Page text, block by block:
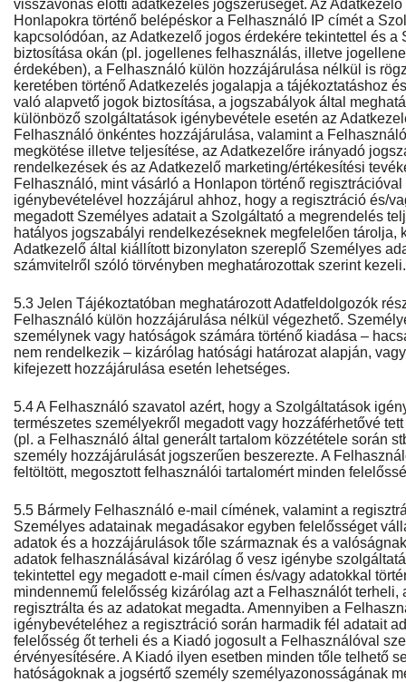
visszavonás előtti adatkezelés jogszerűségét. Az
Honlapokra történő belépéskor a Felhasználó IP címét a
kapcsolódóan, az Adatkezelő jogos érdekére tekintettel és a
biztosítása okán (pl. jogellenes felhasználás, illetve
érdekében), a Felhasználó külön hozzájárulása nélkül is
keretében történő Adatkezelés jogalapja a tájékoztatáshoz
való alapvető jogok biztosítása, a jogszabályok által
különböző szolgáltatások igénybevétele esetén az
Felhasználó önkéntes hozzájárulása, valamint a
megkötése illetve teljesítése, az Adatkezelőre irányadó
rendelkezések és az Adatkezelő marketing/értékesítési
Felhasználó, mint vásárló a Honlapon történő
igénybevételével hozzájárul ahhoz, hogy a regisztráció és/
megadott Személyes adatait a Szolgáltató a megrendelés
hatályos jogszabályi rendelkezéseknek megfelelően tárolja,
Adatkezelő által kiállított bizonylaton szereplő Személyes
számvitelről szóló törvényben meghatározottak szerint kezeli.
5.3 Jelen Tájékoztatóban meghatározott Adatfeldolgozók
Felhasználó külön hozzájárulása nélkül végezhető.
személynek vagy hatóságok számára történő kiadása –
nem rendelkezik – kizárólag hatósági határozat alapján,
kifejezett hozzájárulása esetén lehetséges.
5.4 A Felhasználó szavatol azért, hogy a Szolgáltatások
természetes személyekről megadott vagy hozzáférhetővé
(pl. a Felhasználó által generált tartalom közzététele során
személy hozzájárulását jogszerűen beszerezte. A
feltöltött, megosztott felhasználói tartalomért minden
5.5 Bármely Felhasználó e-mail címének, valamint a
Személyes adatainak megadásakor egyben felelősséget
adatok és a hozzájárulások tőle származnak és a
adatok felhasználásával kizárólag ő vesz igénybe
tekintettel egy megadott e-mail címen és/vagy adatokkal
mindennemű felelősség kizárólag azt a Felhasználót terheli,
regisztrálta és az adatokat megadta. Amennyiben a
igénybevételéhez a regisztráció során harmadik fél adatait
felelősség őt terheli és a Kiadó jogosult a Felhasználóval
érvényesítésére. A Kiadó ilyen esetben minden tőle telhető
hatóságoknak a jogsértő személy személyazonosságának